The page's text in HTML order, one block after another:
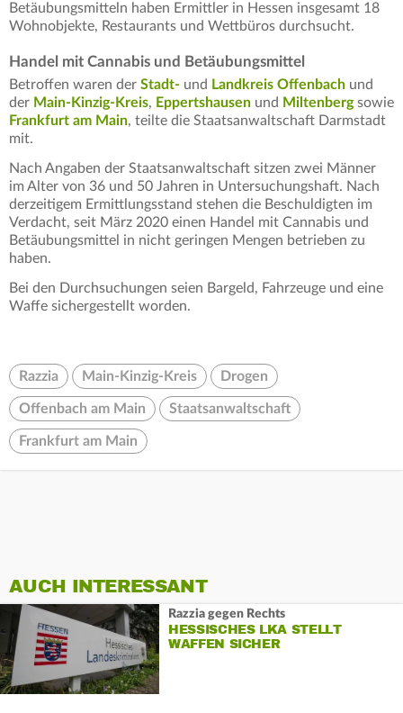
Betäubungsmitteln haben Ermittler in Hessen insgesamt 18
Wohnobjekte, Restaurants und Wettbüros durchsucht.
Handel mit Cannabis und Betäubungsmittel
Betroffen waren der Stadt- und Landkreis Offenbach und
der Main-Kinzig-Kreis, Eppertshausen und Miltenbergsowie
Frankfurt am Main, teilte die Staatsanwaltschaft Darmstadt
mit.
Nach Angaben der Staatsanwaltschaft sitzen zwei Männer
im Alter von 36 und 50 Jahren in Untersuchungshaft. Nach
derzeitigem Ermittlungsstand stehen die Beschuldigten im
Verdacht, seit März 2020 einen Handel mit Cannabis und
Betäubungsmittel in nicht geringen Mengen betrieben zu
haben.
Bei den Durchsuchungen seien Bargeld, Fahrzeuge und eine
Waffe sichergestellt worden.
Razzia Main-Kinzig-Kreis Drogen
Offenbach am Main Staatsanwaltschaft
Frankfurt am Main
AUCH INTERESSANT
Razzia gegen Rechts
HESSISCHES LKA STELLT
WAFFEN SICHER